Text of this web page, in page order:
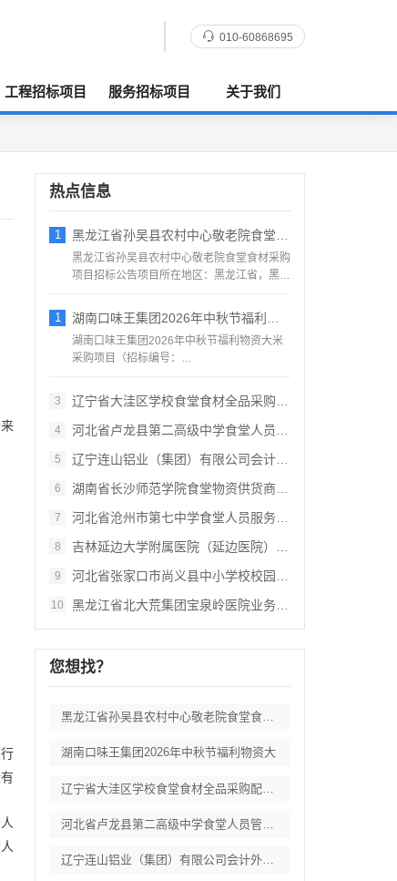
010-60868695
工程招标项目 服务招标项目 关于我们
热点信息
1 黑龙江省孙吴县农村中心敬老院食堂食材采购
黑龙江省孙吴县农村中心敬老院食堂食材采购
项目招标公告项目所在地区：黑龙江省，黑河
1 湖南口味王集团2026年中秋节福利物资大
湖南口味王集团2026年中秋节福利物资大米
采购项目（招标编号：
3
辽宁省大洼区学校食堂食材全品采购配送服务
4 河北省卢龙县第二高级中学食堂人员管理服务
5 辽宁连山铝业（集团）有限公司会计外包服务
6 湖南省长沙师范学院食堂物资供货商采购项目
7 河北省沧州市第七中学食堂人员服务项目招标
8 吉林延边大学附属医院（延边医院）中药配方
9 河北省张家口市尚义县中小学校校园餐食材集
10 黑龙江省北大荒集团宝泉岭医院业务应用系统
您想找？
黑龙江省孙吴县农村中心敬老院食堂食材采购
湖南口味王集团2026年中秋节福利物资大
河北省卢龙县第二高级中学食堂人员管理服务
辽宁连山铝业（集团）有限公司会计外包服务